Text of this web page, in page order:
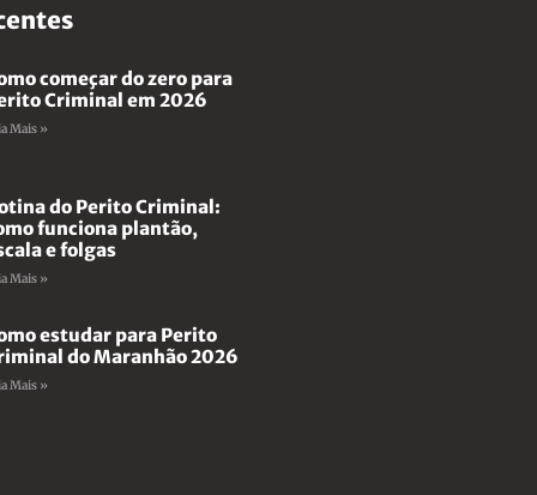
começar do zero para
Criminal em 2026
Mais »
do Perito Criminal:
funciona plantão,
e folgas
Mais »
estudar para Perito
do Maranhão 2026
Mais »